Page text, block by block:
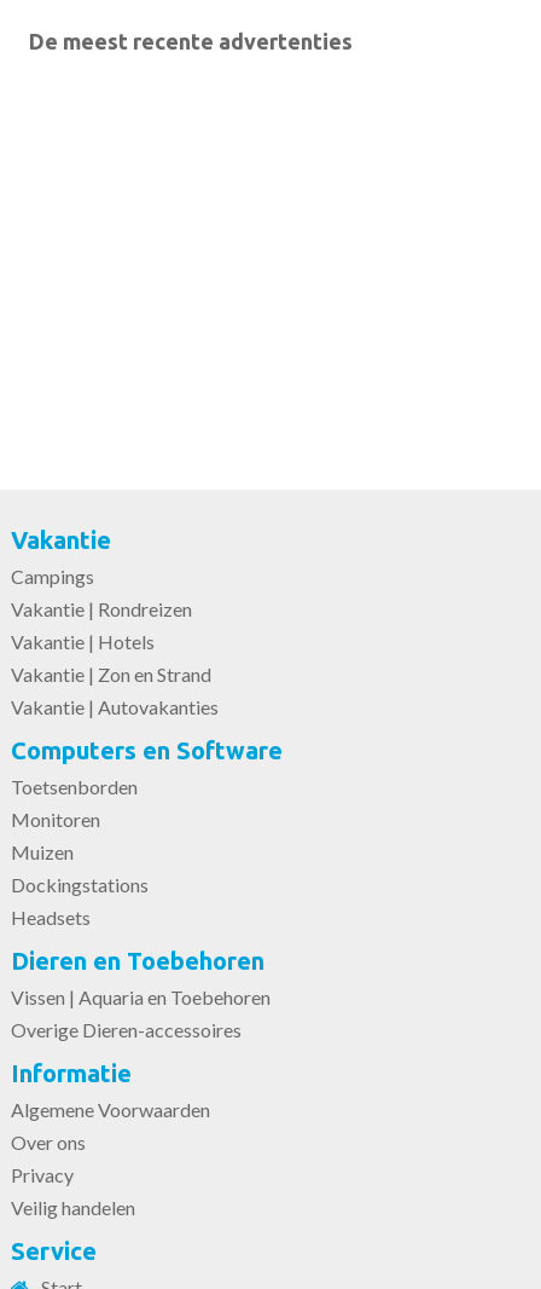
De meest recente advertenties
Vakantie
Campings
Vakantie | Rondreizen
Vakantie | Hotels
Vakantie | Zon en Strand
Vakantie | Autovakanties
Computers en Software
Toetsenborden
Monitoren
Muizen
Dockingstations
Headsets
Dieren en Toebehoren
Vissen | Aquaria en Toebehoren
Overige Dieren-accessoires
Informatie
Algemene Voorwaarden
Over ons
Privacy
Veilig handelen
Service